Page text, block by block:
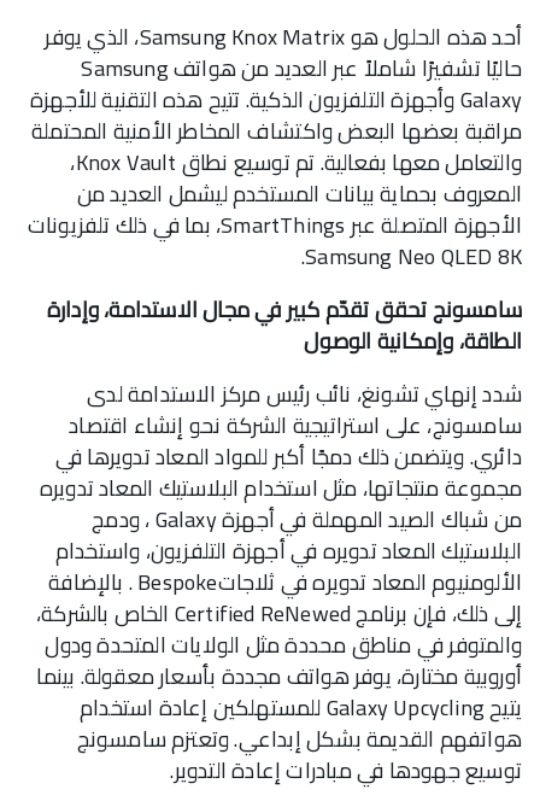
أحد هذه الحلول هو Samsung Knox Matrix، الذي يوفر
حاليًا تشفيرًا شاملاً عبر العديد من هواتف Samsung
Galaxy وأجهزة التلفزيون الذكية. تتيح هذه التقنية للأجهزة
مراقبة بعضها البعض واكتشاف المخاطر الأمنية المحتملة
والتعامل معها بفعالية. تم توسيع نطاق Knox Vault،
المعروف بحماية بيانات المستخدم ليشمل العديد من
الأجهزة المتصلة عبر SmartThings، بما في ذلك تلفزيونات
Samsung Neo QLED 8K.
سامسونج تحقق تقدّم كبير في مجال الاستدامة، وإدارة
الطاقة، وإمكانية الوصول
شدد إنهاي تشونغ، نائب رئيس مركز الاستدامة لدى
سامسونج، على استراتيجية الشركة نحو إنشاء اقتصاد
دائري. ويتضمن ذلك دمجًا أكبر للمواد المعاد تدويرها في
مجموعة منتجاتها، مثل استخدام البلاستيك المعاد تدويره
من شباك الصيد المهملة في أجهزة Galaxy ، ودمج
البلاستيك المعاد تدويره في أجهزة التلفزيون، واستخدام
الألومنيوم المعاد تدويره في ثلاجاتBespoke . بالإضافة
إلى ذلك، فإن برنامج Certified ReNewed الخاص بالشركة،
والمتوفر في مناطق محددة مثل الولايات المتحدة ودول
أوروبية مختارة، يوفر هواتف مجددة بأسعار معقولة. بينما
يتيح Galaxy Upcycling للمستهلكين إعادة استخدام
هواتفهم القديمة بشكل إبداعي. وتعتزم سامسونج
توسيع جهودها في مبادرات إعادة التدوير.